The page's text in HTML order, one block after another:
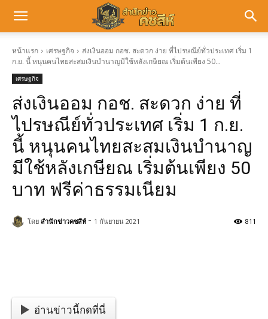
หน้าแรก เศรษฐกิจ
ส่งเงินออม กอช. สะดวก ง่าย ที่ไปรษณีย์ทั่วประเทศ เริ่ม 1
ก.ย. นี้ หนุนคนไทยสะสมเงินบำนาญมีใช้หลังเกษียณ เริ่มต้นเพียง 50...
เศรษฐกิจ
ส่งเงินออม กอช. สะดวก ง่าย ที่
ไปรษณีย์ทั่วประเทศ เริ่ม 1 ก.ย.
นี้ หนุนคนไทยสะสมเงินบำนาญ
มีใช้หลังเกษียณ เริ่มต้นเพียง 50
บาท ฟรีค่าธรรมเนียม
811
โดย สำนักข่าวคชสีห์ - 1 กันยายน 2021
อ่านข่าวนี้กดที่นี่